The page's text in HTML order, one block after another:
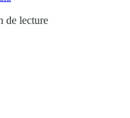
de lecture